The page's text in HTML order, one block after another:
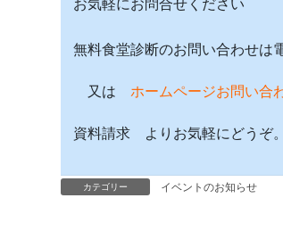
お気軽にお問合せください
無料食堂診断のお問い合わせは
又は ホームページお問い合
資料請求 よりお気軽にどうぞ。
カテゴリー イベントのお知らせ